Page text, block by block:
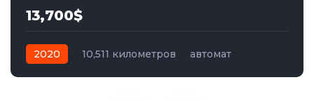
13,700$
2020 10,511 километров
автомат